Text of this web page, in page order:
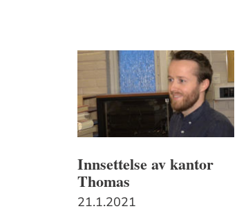
Innsettelse av kantor
Thomas
21.1.2021